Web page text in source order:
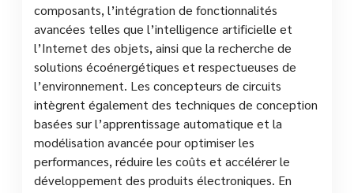
composants, l’intégration de fonctionnalités
avancées telles que l’intelligence artificielle et
l’Internet des objets, ainsi que la recherche de
solutions écoénergétiques et respectueuses de
l’environnement. Les concepteurs de circuits
intègrent également des techniques de conception
basées sur l’apprentissage automatique et la
modélisation avancée pour optimiser les
performances, réduire les coûts et accélérer le
développement des produits électroniques. En